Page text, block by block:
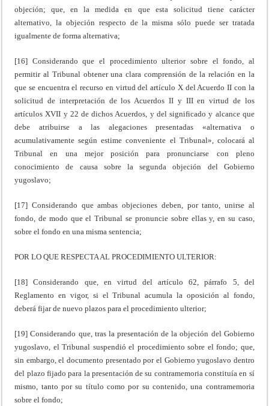
objeción; que, en la medida en que esta solicitud tiene carácter
alternativo, la objeción respecto de la misma sólo puede ser tratada
igualmente de forma alternativa;
[16] Considerando que el procedimiento ulterior sobre el fondo, al
permitir al Tribunal obtener una clara comprensión de la relación en la
que se encuentra el recurso en virtud del artículo X del Acuerdo II con la
solicitud de interpretación de los Acuerdos II y III en virtud de los
artículos XVII y 22 de dichos Acuerdos, y del significado y alcance que
debe atribuirse a las alegaciones presentadas «alternativa o
acumulativamente según estime conveniente el Tribunal», colocará al
Tribunal en una mejor posición para pronunciarse con pleno
conocimiento de causa sobre la segunda objeción del Gobierno
yugoslavo;
[17] Considerando que ambas objeciones deben, por tanto, unirse al
fondo, de modo que el Tribunal se pronuncie sobre ellas y, en su caso,
sobre el fondo en una misma sentencia;
POR LO QUE RESPECTA AL PROCEDIMIENTO ULTERIOR:
[18] Considerando que, en virtud del artículo 62, párrafo 5, del
Reglamento en vigor, si el Tribunal acumula la oposición al fondo,
deberá fijar de nuevo plazos para el procedimiento ulterior;
[19] Considerando que, tras la presentación de la objeción del Gobierno
yugoslavo, el Tribunal suspendió el procedimiento sobre el fondo; que,
sin embargo, el documento presentado por el Gobierno yugoslavo dentro
del plazo fijado para la presentación de su contramemoria constituía en sí
mismo, tanto por su título como por su contenido, una contramemoria
sobre el fondo;